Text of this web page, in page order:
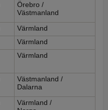
Örebro /
Västmanland
Värmland
Värmland
Värmland
Västmanland /
Dalarna
Värmland /